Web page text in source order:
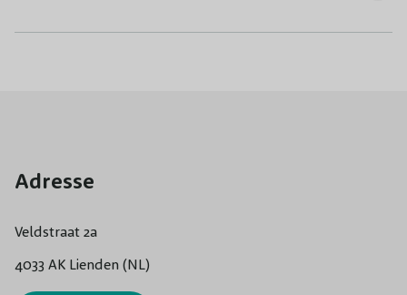
Adresse
Veldstraat 2a
4033 AK Lienden (NL)